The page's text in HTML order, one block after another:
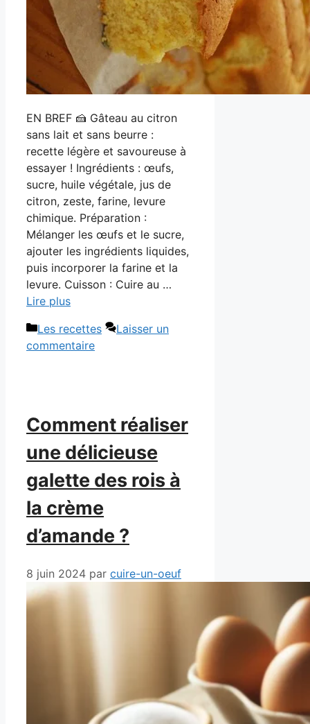
EN BREF 🍰 Gâteau au citron
sans lait et sans beurre :
recette légère et savoureuse à
essayer ! Ingrédients : œufs,
sucre, huile végétale, jus de
citron, zeste, farine, levure
chimique. Préparation :
Mélanger les œufs et le sucre,
ajouter les ingrédients liquides,
puis incorporer la farine et la
levure. Cuisson : Cuire au …
Lire plus
Catégories
Les recettes
Laisser un
commentaire
Comment réaliser
une délicieuse
galette des rois à
la crème
d’amande ?
8 juin 2024 par cuire-un-oeuf